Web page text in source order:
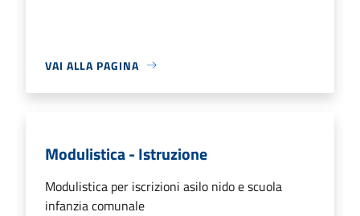
VAI ALLA PAGINA
Modulistica - Istruzione
Modulistica per iscrizioni asilo nido e scuola
infanzia comunale